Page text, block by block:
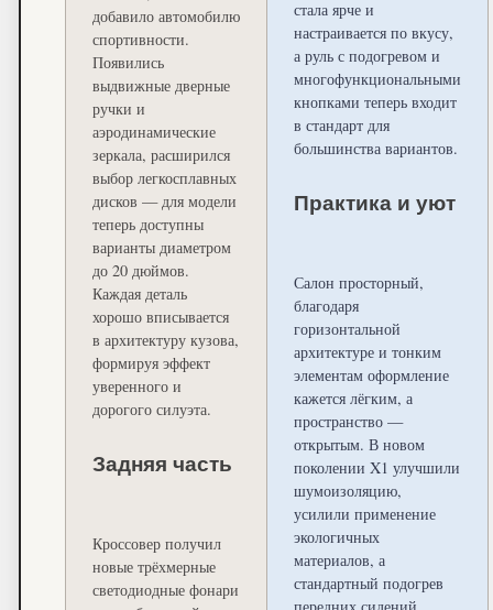
добавило автомобилю
спортивности.
Появились
выдвижные дверные
ручки и
аэродинамические
зеркала, расширился
выбор легкосплавных
дисков — для модели
теперь доступны
варианты диаметром
до 20 дюймов.
Каждая деталь
хорошо вписывается
в архитектуру кузова,
формируя эффект
уверенного и
дорогого силуэта.
Задняя часть
Кроссовер получил
новые трёхмерные
светодиодные фонари
стала ярче и
настраивается по вкусу,
а руль с подогревом и
многофункциональными
кнопками теперь входит
в стандарт для
большинства вариантов.
Практика и уют
Салон просторный,
благодаря
горизонтальной
архитектуре и тонким
элементам оформление
кажется лёгким, а
пространство —
открытым. В новом
поколении X1 улучшили
шумоизоляцию,
усилили применение
экологичных
материалов, а
стандартный подогрев
передних сидений